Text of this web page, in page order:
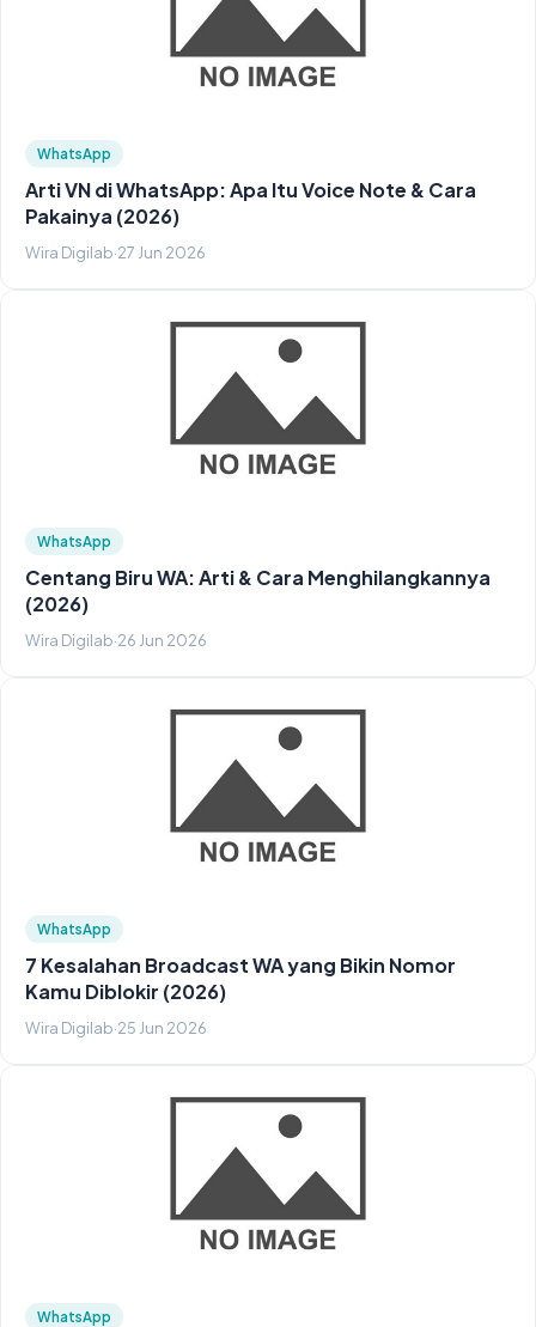
WhatsApp
Arti VN di WhatsApp: Apa Itu Voice Note & Cara
Pakainya (2026)
Wira Digilab·27 Jun 2026
WhatsApp
Centang Biru WA: Arti & Cara Menghilangkannya
(2026)
Wira Digilab·26 Jun 2026
WhatsApp
7 Kesalahan Broadcast WA yang Bikin Nomor
Kamu Diblokir (2026)
Wira Digilab·25 Jun 2026
WhatsApp